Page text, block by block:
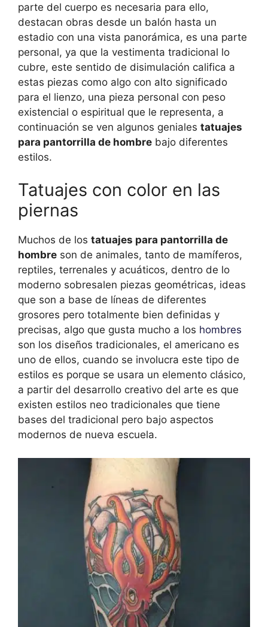
parte del cuerpo es necesaria para ello,
destacan obras desde un balón hasta un
estadio con una vista panorámica, es una parte
personal, ya que la vestimenta tradicional lo
cubre, este sentido de disimulación califica a
estas piezas como algo con alto significado
para el lienzo, una pieza personal con peso
existencial o espiritual que le representa, a
continuación se ven algunos geniales tatuajes
para pantorrilla de hombre bajo diferentes
estilos.
Tatuajes con color en las
piernas
Muchos de los tatuajes para pantorrilla de
hombre son de animales, tanto de mamíferos,
reptiles, terrenales y acuáticos, dentro de lo
moderno sobresalen piezas geométricas, ideas
que son a base de líneas de diferentes
grosores pero totalmente bien definidas y
precisas, algo que gusta mucho a los hombres
son los diseños tradicionales, el americano es
uno de ellos, cuando se involucra este tipo de
estilos es porque se usara un elemento clásico,
a partir del desarrollo creativo del arte es que
existen estilos neo tradicionales que tiene
bases del tradicional pero bajo aspectos
modernos de nueva escuela.